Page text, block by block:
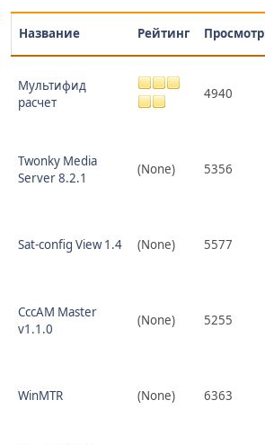
Название Рейтинг
Мультифид
расчет
4940
Twonky Media
Server 8.2.1
(None) 5356
Sat-config View 1.4 (None) 5577
CccAM Master
v1.1.0
(None) 5255
WinMTR (None) 6363